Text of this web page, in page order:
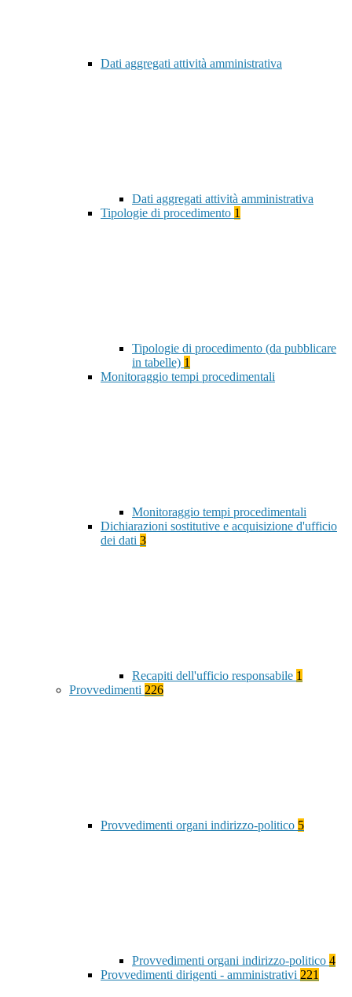
Dati aggregati attività amministrativa
Dati aggregati attività amministrativa
Tipologie di procedimento 1
Tipologie di procedimento (da pubblicare
in tabelle) 1
Monitoraggio tempi procedimentali
Monitoraggio tempi procedimentali
Dichiarazioni sostitutive e acquisizione d'ufficio
dei dati 3
Recapiti dell'ufficio responsabile 1
Provvedimenti 226
Provvedimenti organi indirizzo-politico 5
Provvedimenti organi indirizzo-politico 4
Provvedimenti dirigenti - amministrativi 221